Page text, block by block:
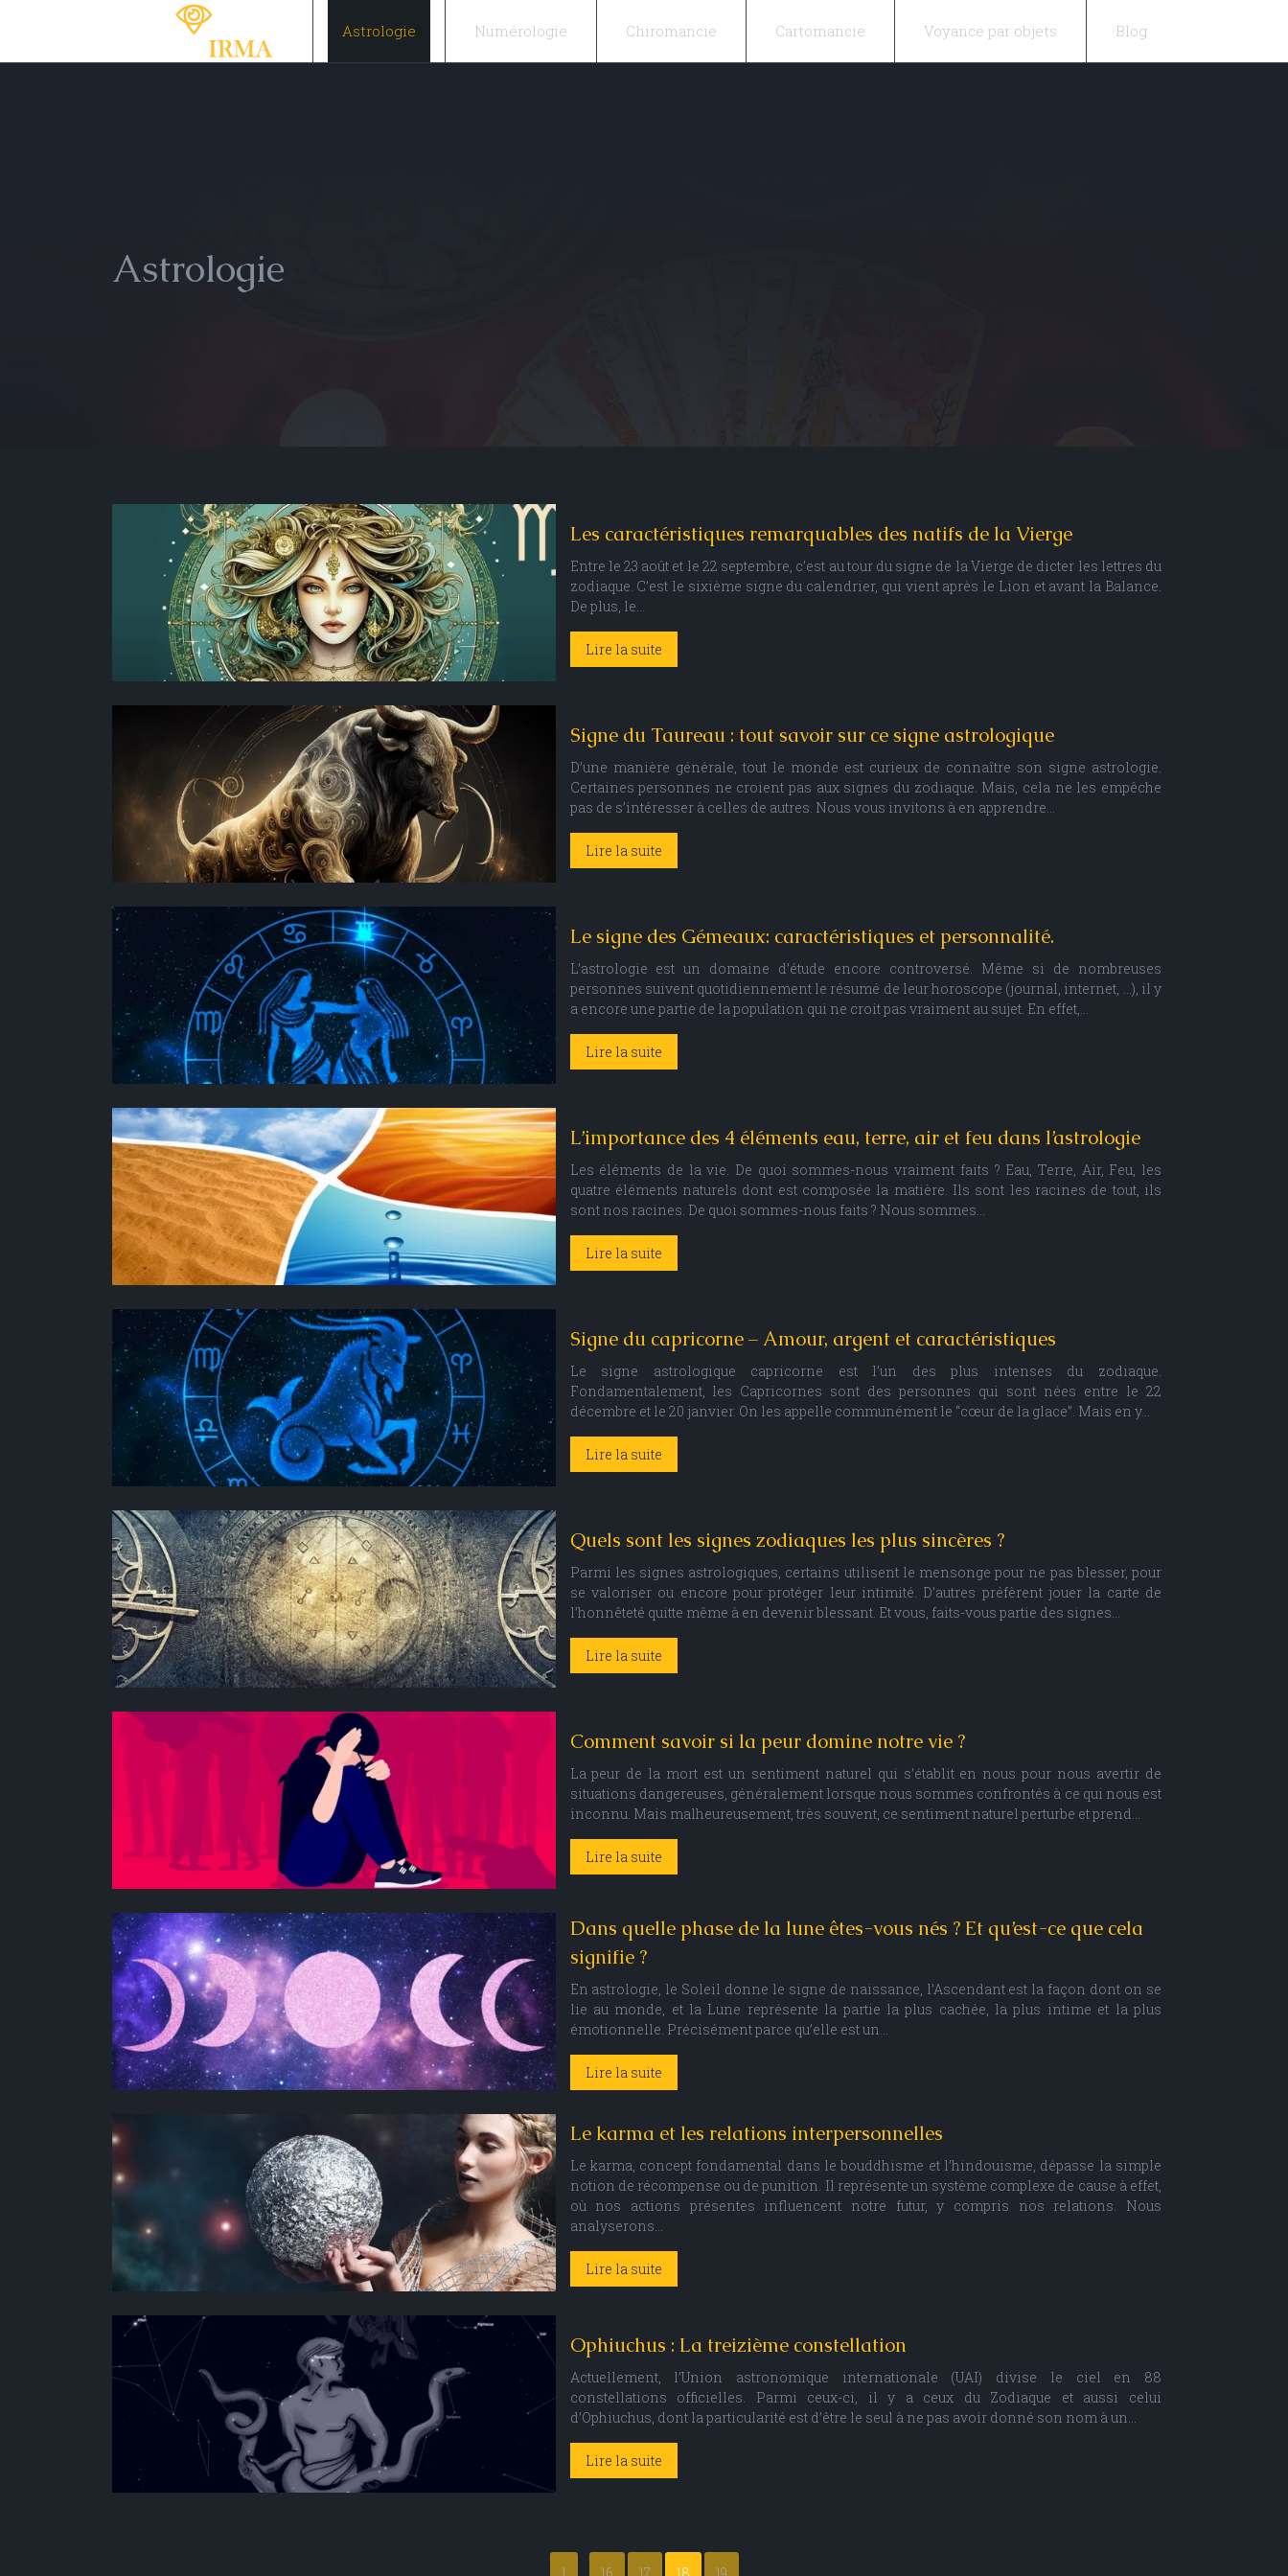
Astrologie Numérologie Chiromancie Cartomancie Voyance par objets Blog
Astrologie
Les caractéristiques remarquables des natifs de la Vierge
Entre le 23 août et le 22 septembre, c’est au tour du signe de la Vierge de dicter les lettres du
zodiaque. C’est le sixième signe du calendrier, qui vient après le Lion et avant la Balance.
De plus, le…
Lire la suite
Signe du Taureau : tout savoir sur ce signe astrologique
D’une manière générale, tout le monde est curieux de connaître son signe astrologie.
Certaines personnes ne croient pas aux signes du zodiaque. Mais, cela ne les empêche
pas de s’intéresser à celles de autres. Nous vous invitons à en apprendre…
Lire la suite
Le signe des Gémeaux: caractéristiques et personnalité.
L’astrologie est un domaine d’étude encore controversé. Même si de nombreuses
personnes suivent quotidiennement le résumé de leur horoscope (journal, internet, …), il y
a encore une partie de la population qui ne croit pas vraiment au sujet. En effet,…
Lire la suite
L’importance des 4 éléments eau, terre, air et feu dans l’astrologie
Les éléments de la vie. De quoi sommes-nous vraiment faits ? Eau, Terre, Air, Feu, les
quatre éléments naturels dont est composée la matière. Ils sont les racines de tout, ils
sont nos racines. De quoi sommes-nous faits ? Nous sommes…
Lire la suite
Signe du capricorne – Amour, argent et caractéristiques
Le signe astrologique capricorne est l’un des plus intenses du zodiaque.
Fondamentalement, les Capricornes sont des personnes qui sont nées entre le 22
décembre et le 20 janvier. On les appelle communément le “cœur de la glace”. Mais en y…
Lire la suite
Quels sont les signes zodiaques les plus sincères ?
Parmi les signes astrologiques, certains utilisent le mensonge pour ne pas blesser, pour
se valoriser ou encore pour protéger leur intimité. D’autres préfèrent jouer la carte de
l’honnêteté quitte même à en devenir blessant. Et vous, faits-vous partie des signes…
Lire la suite
Comment savoir si la peur domine notre vie ?
La peur de la mort est un sentiment naturel qui s’établit en nous pour nous avertir de
situations dangereuses, généralement lorsque nous sommes confrontés à ce qui nous est
inconnu. Mais malheureusement, très souvent, ce sentiment naturel perturbe et prend…
Lire la suite
Dans quelle phase de la lune êtes-vous nés ? Et qu’est-ce que cela
signifie ?
En astrologie, le Soleil donne le signe de naissance, l’Ascendant est la façon dont on se
lie au monde, et la Lune représente la partie la plus cachée, la plus intime et la plus
émotionnelle. Précisément parce qu’elle est un…
Lire la suite
Le karma et les relations interpersonnelles
Le karma, concept fondamental dans le bouddhisme et l’hindouisme, dépasse la simple
notion de récompense ou de punition. Il représente un système complexe de cause à effet,
où nos actions présentes influencent notre futur, y compris nos relations. Nous
analyserons…
Lire la suite
Ophiuchus : La treizième constellation
Actuellement, l’Union astronomique internationale (UAI) divise le ciel en 88
constellations officielles. Parmi ceux-ci, il y a ceux du Zodiaque et aussi celui
d’Ophiuchus, dont la particularité est d’être le seul à ne pas avoir donné son nom à un…
Lire la suite